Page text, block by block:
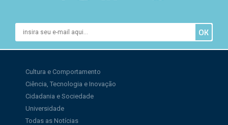
Cultura e Comportamento
Ciência, Tecnologia e Inovação
Cidadania e Sociedade
Universidade
Todas as Notícias